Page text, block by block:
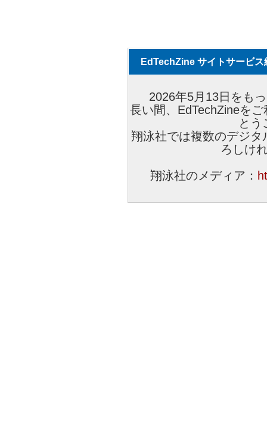
EdTechZine サイトサービス
2026年5月13日をも
長い間、EdTechZineを
とう
翔泳社では複数のデジ
ろしけ
翔泳社のメディア：